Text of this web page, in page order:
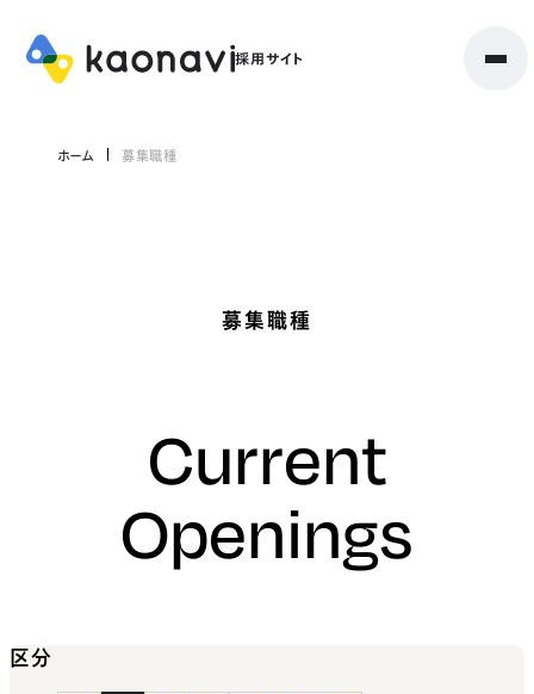
ホーム 募集職種
募集職種
Current
Openings
区分